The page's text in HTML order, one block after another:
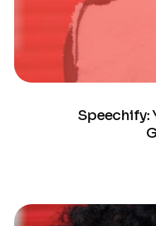
Speechify: